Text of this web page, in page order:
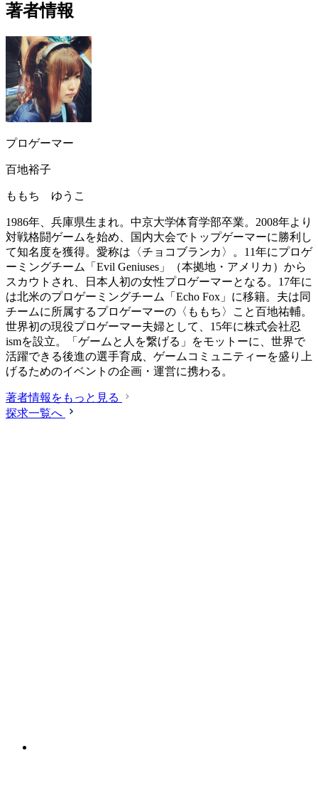
著者情報
プロゲーマー
百地裕子
ももち ゆうこ
1986年、兵庫県生まれ。中京大学体育学部卒業。2008年より
対戦格闘ゲームを始め、国内大会でトップゲーマーに勝利し
て知名度を獲得。愛称は〈チョコブランカ〉。11年にプロゲ
ーミングチーム「Evil Geniuses」（本拠地・アメリカ）から
スカウトされ、日本人初の女性プロゲーマーとなる。17年に
は北米のプロゲーミングチーム「Echo Fox」に移籍。夫は同
チームに所属するプロゲーマーの〈ももち〉こと百地祐輔。
世界初の現役プロゲーマー夫婦として、15年に株式会社忍
ismを設立。「ゲームと人を繋げる」をモットーに、世界で
活躍できる後進の選手育成、ゲームコミュニティーを盛り上
げるためのイベントの企画・運営に携わる。
著者情報をもっと見る
探求一覧へ